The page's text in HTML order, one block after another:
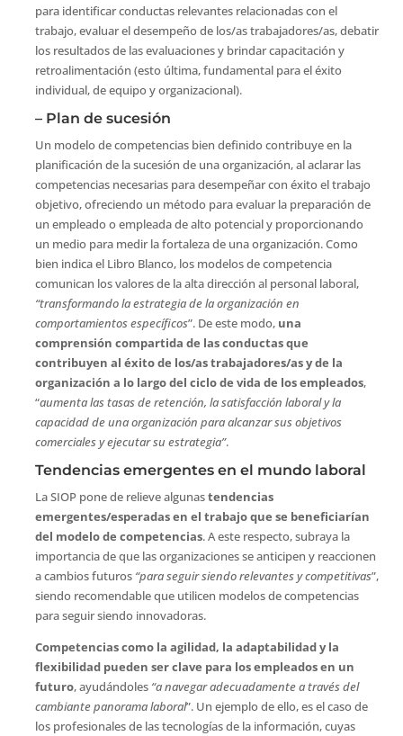
para identificar conductas relevantes relacionadas con el
trabajo, evaluar el desempeño de los/as trabajadores/as, debatir
los resultados de las evaluaciones y brindar capacitación y
retroalimentación (esto última, fundamental para el éxito
individual, de equipo y organizacional).
– Plan de sucesión
Un modelo de competencias bien definido contribuye en la
planificación de la sucesión de una organización, al aclarar las
competencias necesarias para desempeñar con éxito el trabajo
objetivo, ofreciendo un método para evaluar la preparación de
un empleado o empleada de alto potencial y proporcionando
un medio para medir la fortaleza de una organización. Como
bien indica el Libro Blanco, los modelos de competencia
comunican los valores de la alta dirección al personal laboral,
“transformando la estrategia de la organización en
comportamientos específicos”. De este modo, una
comprensión compartida de las conductas que
contribuyen al éxito de los/as trabajadores/as y de la
organización a lo largo del ciclo de vida de los empleados,
“aumenta las tasas de retención, la satisfacción laboral y la
capacidad de una organización para alcanzar sus objetivos
comerciales y ejecutar su estrategia”.
Tendencias emergentes en el mundo laboral
La SIOP pone de relieve algunastendencias
emergentes/esperadas en el trabajo que se beneficiarían
del modelo de competencias. A este respecto, subraya la
importancia de que las organizaciones se anticipen y reaccionen
a cambios futuros “para seguir siendo relevantes y competitivas”,
siendo recomendable que utilicen modelos de competencias
para seguir siendo innovadoras.
Competencias como la agilidad, la adaptabilidad y la
flexibilidad pueden ser clave para los empleados en un
futuro, ayudándoles “a navegar adecuadamente a través del
cambiante panorama laboral”. Un ejemplo de ello, es el caso de
los profesionales de las tecnologías de la información, cuyas